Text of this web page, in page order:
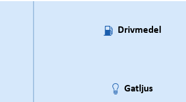
Drivmedel
Gatljus